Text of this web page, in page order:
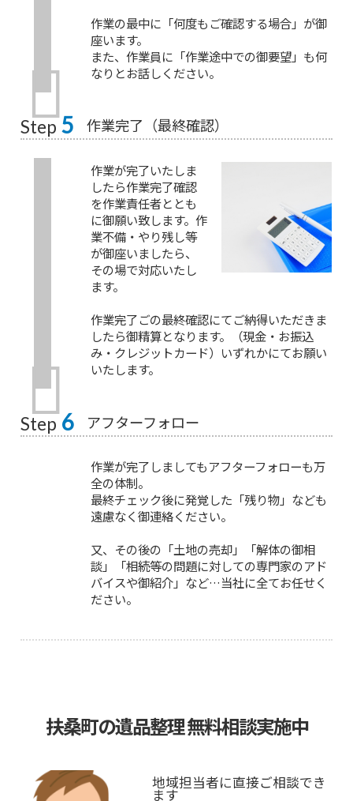
作業の最中に「何度もご確認する場合」が御
座います。
また、作業員に「作業途中での御要望」も何
なりとお話しください。
Step 5 作業完了（最終確認）
作業が完了いたしま
したら作業完了確認
を作業責任者ととも
に御願い致します。作
業不備・やり残し等
が御座いましたら、
その場で対応いたし
ます。
作業完了ごの最終確認にてご納得いただきま
したら御精算となります。（現金・お振込
み・クレジットカード）いずれかにてお願い
いたします。
Step 6 アフターフォロー
作業が完了しましてもアフターフォローも万
全の体制。
最終チェック後に発覚した「残り物」なども
遠慮なく御連絡ください。
又、その後の「土地の売却」「解体の御相
談」「相続等の問題に対しての専門家のアド
バイスや御紹介」など…当社に全てお任せく
ださい。
扶桑町の遺品整理 無料相談実施中
地域担当者に直接ご相談でき
ます